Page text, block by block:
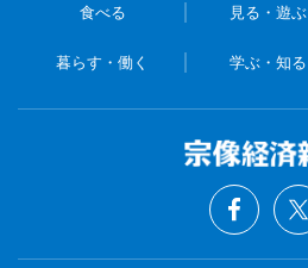
食べる 見る・遊ぶ
暮らす・働く 学ぶ・知る